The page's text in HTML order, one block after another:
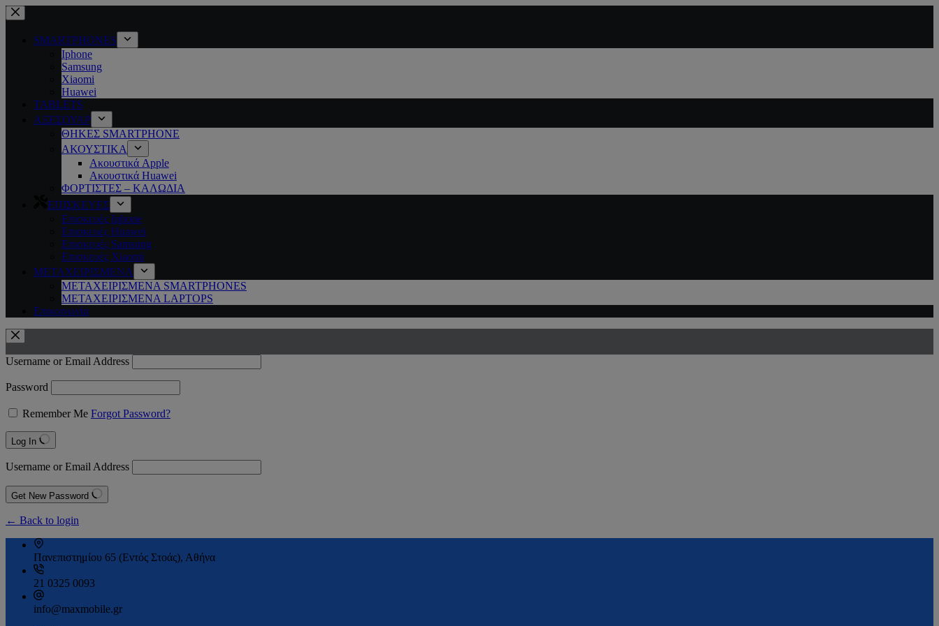
Μετάβαση
στο
περιεχόμενο
SMARTPHONES
Iphone
Samsung
Xiaomi
Huawei
TABLETS
ΑΞΕΣΟΥΑΡ
ΘΗΚΕΣ SMARTPHONE
ΑΚΟΥΣΤΙΚΑ
Ακουστικά Apple
Ακουστικά Huawei
ΦΟΡΤΙΣΤΕΣ – ΚΑΛΩΔΙΑ
ΕΠΙΣΚΕΥΕΣ
Επισκευές Iphone
Επισκευές Huawei
Επισκευές Samsung
Επισκευές Xiaomi
ΜΕΤΑΧΕΙΡΙΣΜΕΝΑ
ΜΕΤΑΧΕΙΡΙΣΜΕΝΑ SMARTPHONES
ΜΕΤΑΧΕΙΡΙΣΜΕΝΑ LAPTOPS
Επικοινωνία
Username or Email Address
Password
Remember Me Forgot Password?
Log In
Username or Email Address
Get New Password
← Back to login
Πανεπιστημίου 65 (Εντός Στοάς), Αθήνα
21 0325 0093
info@maxmobile.gr